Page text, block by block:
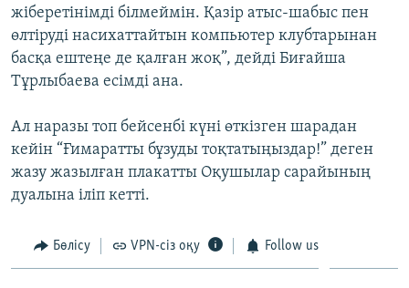
жіберетінімді білмеймін. Қазір атыс-шабыс пен
өлтіруді насихаттайтын компьютер клубтарынан
басқа ештеңе де қалған жоқ”, дейді Биғайша
Тұрлыбаева есімді ана.
Ал наразы топ бейсенбі күні өткізген шарадан
кейін “Ғимаратты бұзуды тоқтатыңыздар!” деген
жазу жазылған плакатты Оқушылар сарайының
дуалына іліп кетті.
Бөлісу VPN-сіз оқу Follow us